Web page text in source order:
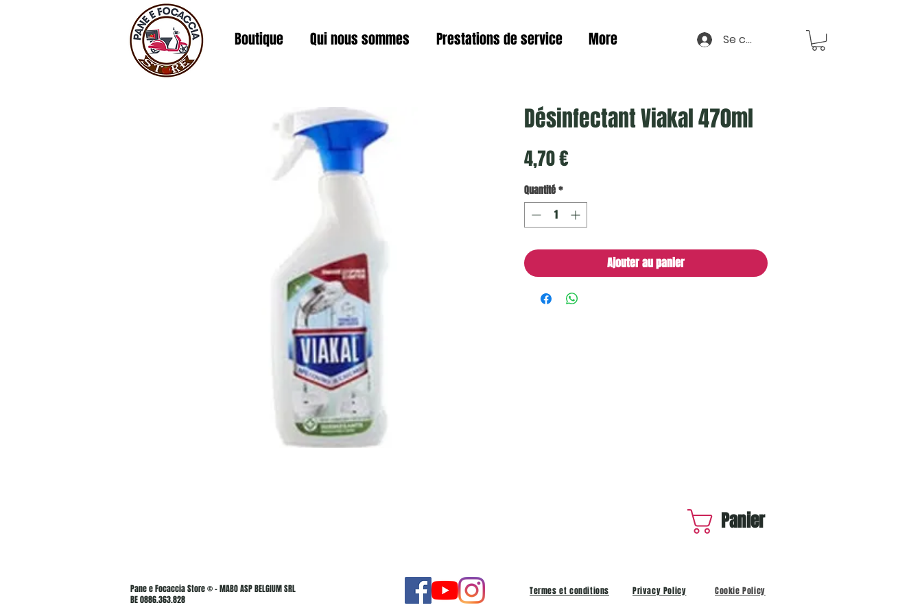
Boutique Qui nous sommes Prestations de service More Se connecter
Désinfectant Viakal 470ml
4,70 €Prix
Quantité*
Ajouter au panier
Panier
Pane e Focaccia Store © - MABO ASP BELGIUM SRL
BE 0886.363.828
Termes et conditions Privacy Policy Cookie Policy